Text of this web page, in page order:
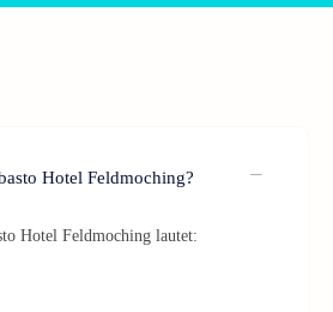
Hotel Feldmoching?
Hotel Feldmoching lautet: